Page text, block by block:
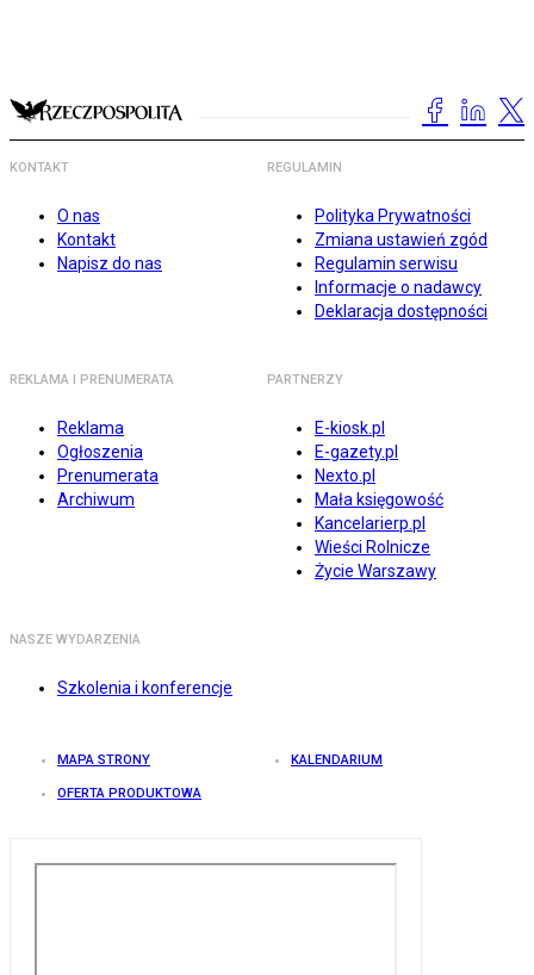
KONTAKT
O nas
Kontakt
Napisz do nas
REGULAMIN
Polityka Prywatności
Zmiana ustawień zgód
Regulamin serwisu
Informacje o nadawcy
Deklaracja dostępności
REKLAMA I PRENUMERATA
Reklama
Ogłoszenia
Prenumerata
Archiwum
PARTNERZY
E-kiosk.pl
E-gazety.pl
Nexto.pl
Mała księgowość
Kancelarierp.pl
Wieści Rolnicze
Życie Warszawy
NASZE WYDARZENIA
Szkolenia i konferencje
MAPA STRONY KALENDARIUM
OFERTA PRODUKTOWA